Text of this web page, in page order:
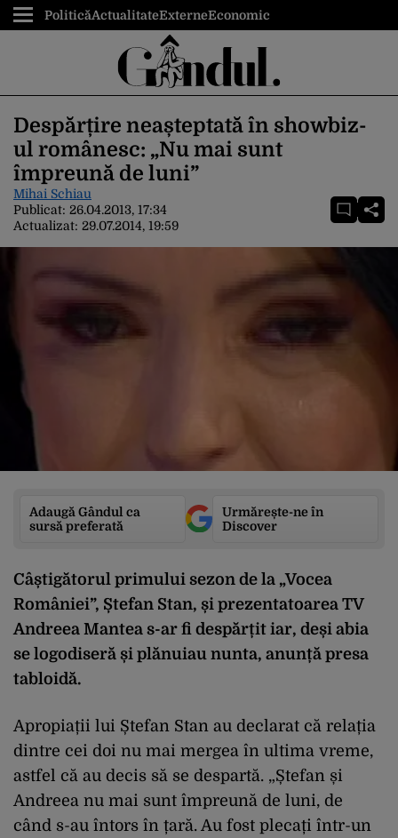
PoliticăActualitateExterneEconomic
Despărțire neașteptată în showbiz-
ul românesc: „Nu mai sunt
împreună de luni”
Mihai Schiau
Publicat: 26.04.2013, 17:34
Actualizat: 29.07.2014, 19:59
Adaugă Gândul ca
sursă preferată
Urmărește-ne în
Discover
Câștigătorul primului sezon de la „Vocea
României”, Ștefan Stan, și prezentatoarea TV
Andreea Mantea s-ar fi despărțit iar, deși abia
se logodiseră și plănuiau nunta, anunță presa
tabloidă.
Apropiații lui Ștefan Stan au declarat că relația
dintre cei doi nu mai mergea în ultima vreme,
astfel că au decis să se despartă. „Ștefan și
Andreea nu mai sunt împreună de luni, de
când s-au întors în țară. Au fost plecați într-un